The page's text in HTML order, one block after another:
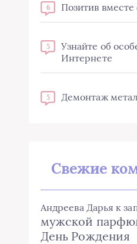
6 Позитив вместе
5
Узнайте об
Интернете
5 Демонтаж
Свежие
Андреева Дарья к
мужской
День Рождения